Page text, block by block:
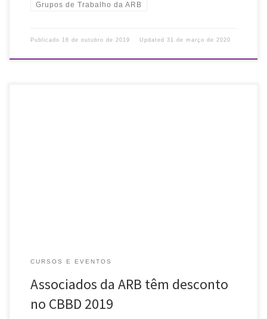
Grupos de Trabalho da ARB
Publicado 16 de outubro de 2019 Updated 31 de março de 2020
CURSOS E EVENTOS
Associados da ARB têm desconto
no CBBD 2019